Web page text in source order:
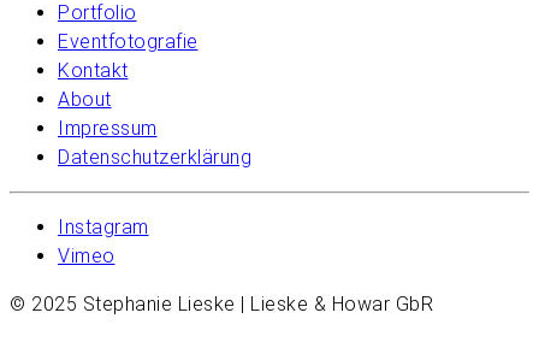
Portfolio
Eventfotografie
Kontakt
About
Impressum
Datenschutzerklärung
Instagram
Vimeo
© 2025 Stephanie Lieske | Lieske & Howar GbR